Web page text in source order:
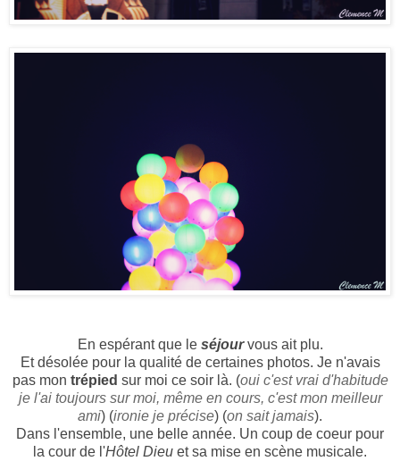
En espérant que le séjourvous ait plu.
Et désolée pour la qualité de certaines photos. Je n'avais
pas mon trépied sur moi ce soir là. (oui c'est vrai d'habitude
je l'ai toujours sur moi, même en cours, c'est mon meilleur
ami) (ironie je précise) (on sait jamais).
Dans l'ensemble, une belle année. Un coup de coeur pour
la cour de l'Hôtel Dieu et sa mise en scène musicale.